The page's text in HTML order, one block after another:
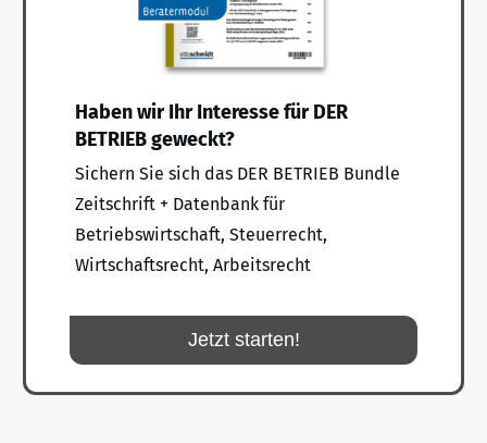
Haben wir Ihr Interesse für DER
BETRIEB geweckt?
Sichern Sie sich das DER BETRIEB Bundle
Zeitschrift + Datenbank für
Betriebswirtschaft, Steuerrecht,
Wirtschaftsrecht, Arbeitsrecht
Jetzt starten!